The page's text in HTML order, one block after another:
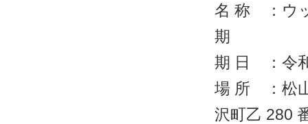
名 称 ：ウ
期
期 日 ：令
場 所 ：松
沢町乙 280